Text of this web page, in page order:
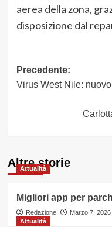
aerea della zona,
disposizione dal
Navigazione
articolo
Precedente:
Virus West Nile:
Altre storie
Attualità
Migliori app per
Redazione
Marzo 7, 2026
Attualità